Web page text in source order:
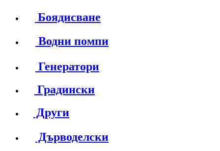
Боядисване
Водни помпи
Генератори
Градински
Други
Дърводелски